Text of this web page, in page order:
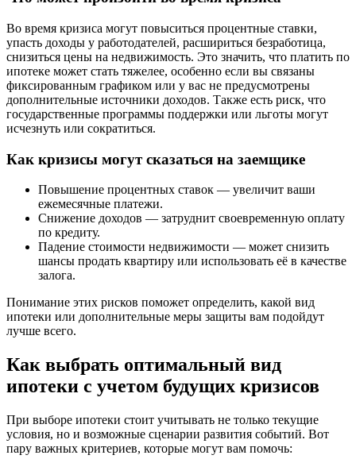
Во время кризиса могут повыситься процентные ставки,
упасть доходы у работодателей, расшириться безработица,
снизиться цены на недвижимость. Это значить, что платить по
ипотеке может стать тяжелее, особенно если вы связаны
фиксированным графиком или у вас не предусмотрены
дополнительные источники доходов. Также есть риск, что
государственные программы поддержки или льготы могут
исчезнуть или сократиться.
Как кризисы могут сказаться на заемщике
Повышение процентных ставок — увеличит ваши
ежемесячные платежи.
Снижение доходов — затруднит своевременную оплату
по кредиту.
Падение стоимости недвижимости — может снизить
шансы продать квартиру или использовать её в качестве
залога.
Понимание этих рисков поможет определить, какой вид
ипотеки или дополнительные меры защиты вам подойдут
лучше всего.
Как выбрать оптимальный вид
ипотеки с учетом будущих кризисов
При выборе ипотеки стоит учитывать не только текущие
условия, но и возможные сценарии развития событий. Вот
пару важных критериев, которые могут вам помочь: